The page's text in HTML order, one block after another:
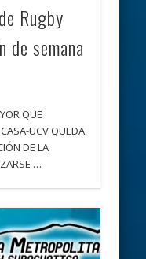
Rugby
semana
QUE
UCV QUEDA
DE LA
…